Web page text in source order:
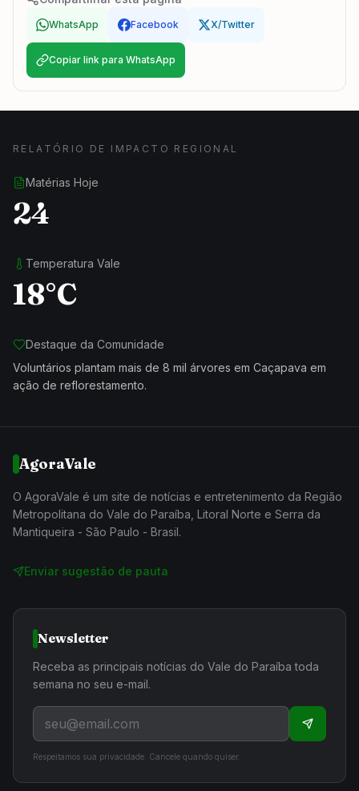
WhatsApp Facebook X/Twitter
Copiar link para WhatsApp
RELATÓRIO DE IMPACTO REGIONAL
Matérias Hoje
24
Temperatura Vale
18°C
Destaque da Comunidade
Voluntários plantam mais de 8 mil árvores em Caçapava em
ação de reflorestamento.
AgoraVale
O AgoraVale é um site de notícias e entretenimento da Região
Metropolitana do Vale do Paraíba, Litoral Norte e Serra da
Mantiqueira - São Paulo - Brasil.
Enviar sugestão de pauta
Newsletter
Receba as principais notícias do Vale do Paraíba toda
semana no seu e-mail.
Respeitamos sua privacidade. Cancele quando quiser.